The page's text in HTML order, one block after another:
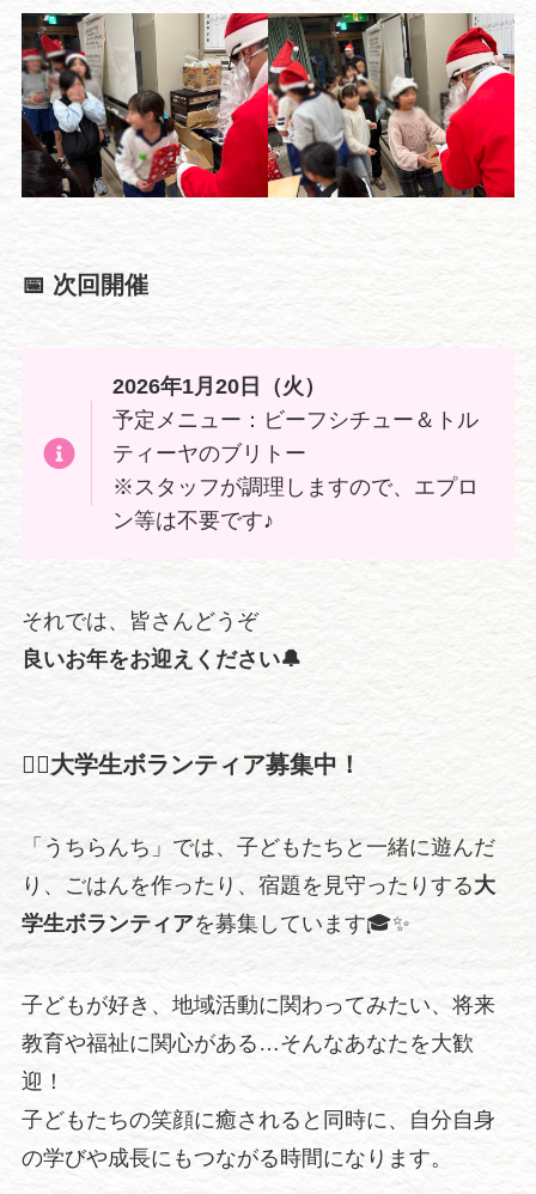
📅 次回開催
2026年1月20日（火）
予定メニュー：ビーフシチュー＆トル
ティーヤのブリトー
※スタッフが調理しますので、エプロ
ン等は不要です♪
それでは、皆さんどうぞ
良いお年をお迎えください🔔
🙋‍♀️大学生ボランティア募集中！
「うちらんち」では、子どもたちと一緒に遊んだ
り、ごはんを作ったり、宿題を見守ったりする大
学生ボランティアを募集しています🎓✨
子どもが好き、地域活動に関わってみたい、将来
教育や福祉に関心がある…そんなあなたを大歓
迎！
子どもたちの笑顔に癒されると同時に、自分自身
の学びや成長にもつながる時間になります。